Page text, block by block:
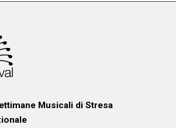
Musicali di Stresa